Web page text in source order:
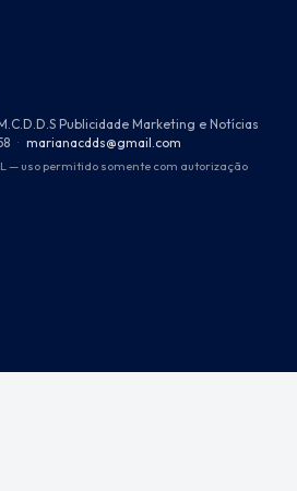
Publicidade Marketing e Notícias
· marianacdds@gmail.com
— uso permitido somente com autorização